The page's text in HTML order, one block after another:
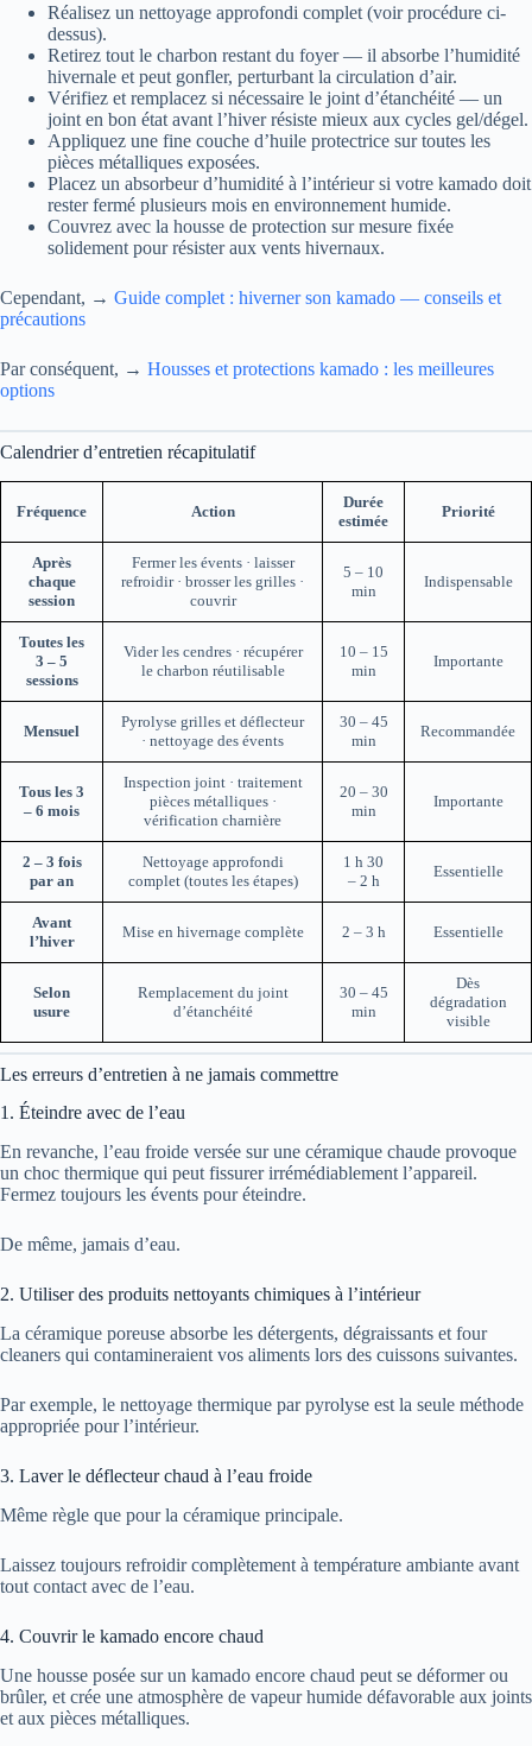
Réalisez un nettoyage approfondi complet (voir procédure ci-
dessus).
Retirez tout le charbon restant du foyer — il absorbe l’humidité
hivernale et peut gonfler, perturbant la circulation d’air.
Vérifiez et remplacez si nécessaire le joint d’étanchéité — un
joint en bon état avant l’hiver résiste mieux aux cycles gel/dégel.
Appliquez une fine couche d’huile protectrice sur toutes les
pièces métalliques exposées.
Placez un absorbeur d’humidité à l’intérieur si votre kamado doit
rester fermé plusieurs mois en environnement humide.
Couvrez avec la housse de protection sur mesure fixée
solidement pour résister aux vents hivernaux.
Cependant, → Guide complet : hiverner son kamado — conseils et
précautions
Par conséquent, → Housses et protections kamado : les meilleures
options
Calendrier d’entretien récapitulatif
Fréquence Action
Durée
estimée
Priorité
Après
chaque
session
Fermer les évents · laisser
refroidir · brosser les grilles ·
couvrir
5 – 10
min
Indispensable
Toutes les
3 – 5
sessions
Vider les cendres · récupérer
le charbon réutilisable
10 – 15
min
Importante
Mensuel
Pyrolyse grilles et déflecteur
· nettoyage des évents
30 – 45
min
Recommandée
Tous les 3
– 6 mois
Inspection joint · traitement
pièces métalliques ·
vérification charnière
20 – 30
min
Importante
2 – 3 fois
par an
Nettoyage approfondi
complet (toutes les étapes)
1 h 30
– 2 h
Essentielle
Avant
l’hiver
Mise en hivernage complète 2 – 3 h Essentielle
Selon
usure
Remplacement du joint
d’étanchéité
30 – 45
min
Dès
dégradation
visible
Les erreurs d’entretien à ne jamais commettre
1. Éteindre avec de l’eau
En revanche, l’eau froide versée sur une céramique chaude provoque
un choc thermique qui peut fissurer irrémédiablement l’appareil.
Fermez toujours les évents pour éteindre.
De même, jamais d’eau.
2. Utiliser des produits nettoyants chimiques à l’intérieur
La céramique poreuse absorbe les détergents, dégraissants et four
cleaners qui contamineraient vos aliments lors des cuissons suivantes.
Par exemple, le nettoyage thermique par pyrolyse est la seule méthode
appropriée pour l’intérieur.
3. Laver le déflecteur chaud à l’eau froide
Même règle que pour la céramique principale.
Laissez toujours refroidir complètement à température ambiante avant
tout contact avec de l’eau.
4. Couvrir le kamado encore chaud
Une housse posée sur un kamado encore chaud peut se déformer ou
brûler, et crée une atmosphère de vapeur humide défavorable aux joints
et aux pièces métalliques.